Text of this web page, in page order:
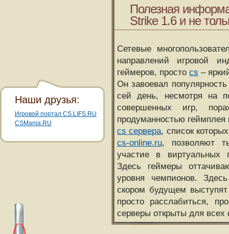
Полезная
Strike 1.6 и не
Сетевые
направлений игровой
геймеров, простоcs –
Он завоевал
сей день, несмотря на
совершенных игр,
продуманностью
cs сервера, список
cs-online.ru, позволяют
участие в виртуальных
Здесь геймеры
уровня чемпионов.
скором будущем
просто расслабиться,
серверы открыты для всех
Наши друзья:
Игровой портал CS.LIFS.RU
CSMania.RU